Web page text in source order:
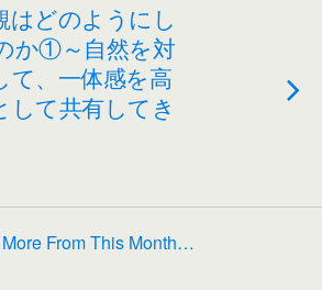
はどのようにし
か①～自然を対
て、一体感を高
して共有してき
From This Month…